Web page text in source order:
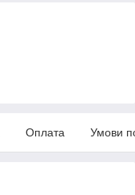
Оплата Умови